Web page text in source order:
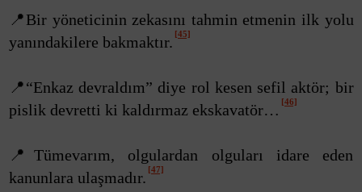
📍Bir yöneticinin zekasını tahmin etmenin ilk yolu
yanındakilere bakmaktır. [45]
📍“Enkaz devraldım” diye rol kesen sefil aktör; bir
pislik devretti ki kaldırmaz ekskavatör… [46]
📍Tümevarım, olgulardan olguları idare eden
kanunlara ulaşmadır. [47]